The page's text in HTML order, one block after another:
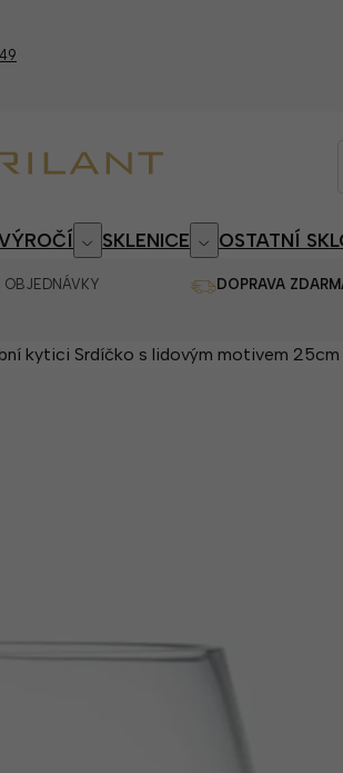
SKLENICE OSTATNÍ
OBJEDNÁVKY DOPRAVA
kytici Srdíčko s lidovým motivem 25cm